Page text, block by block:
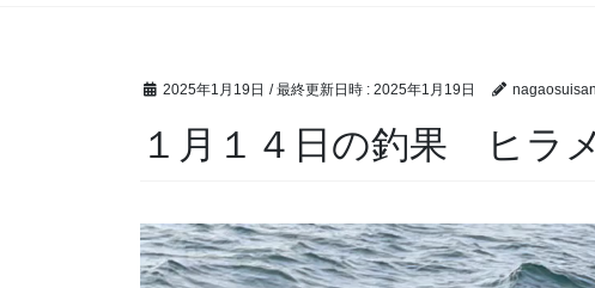
2025年1月19日 / 最終更新日時 : 2025年1月19日 nagaosuisan
１月１４日の釣果 ヒラ